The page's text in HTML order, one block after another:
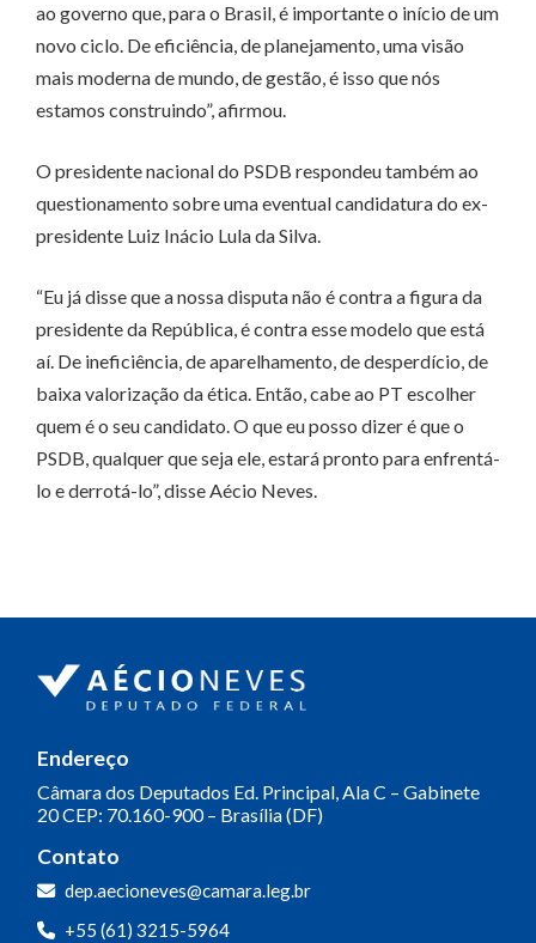
ao governo que, para o Brasil, é importante o início de um
novo ciclo. De eficiência, de planejamento, uma visão
mais moderna de mundo, de gestão, é isso que nós
estamos construindo”, afirmou.
O presidente nacional do PSDB respondeu também ao
questionamento sobre uma eventual candidatura do ex-
presidente Luiz Inácio Lula da Silva.
“Eu já disse que a nossa disputa não é contra a figura da
presidente da República, é contra esse modelo que está
aí. De ineficiência, de aparelhamento, de desperdício, de
baixa valorização da ética. Então, cabe ao PT escolher
quem é o seu candidato. O que eu posso dizer é que o
PSDB, qualquer que seja ele, estará pronto para enfrentá-
lo e derrotá-lo”, disse Aécio Neves.
Endereço
Câmara dos Deputados Ed. Principal, Ala C – Gabinete
20CEP: 70.160-900 – Brasília (DF)
Contato
dep.aecioneves@camara.leg.br
+55 (61) 3215-5964